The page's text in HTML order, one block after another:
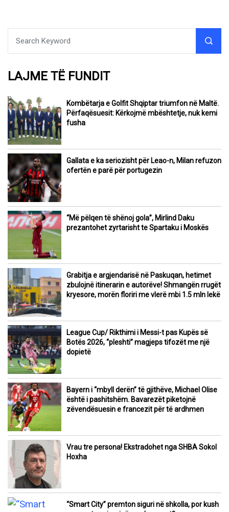
LAJME TË FUNDIT
Kombëtarja e Golfit Shqiptar triumfon në Maltë.
Përfaqësuesit: Kërkojmë mbështetje, nuk kemi
fusha
Gallata e ka seriozisht për Leao-n, Milan refuzon
ofertën e parë për portugezin
“Më pëlqen të shënoj gola”, Mirlind Daku
prezantohet zyrtarisht te Spartaku i Moskës
Grabitja e argjendarisë në Paskuqan, hetimet
zbulojnë itinerarin e autorëve! Shmangën rrugët
kryesore, morën floriri me vlerë mbi 1.5 mln lekë
League Cup/ Rikthimi i Messi-t pas Kupës së
Botës 2026, “pleshti” magjeps tifozët me një
dopietë
Bayern i “mbyll derën” të gjithëve, Michael Olise
është i pashitshëm. Bavarezët piketojnë
zëvendësuesin e francezit për të ardhmen
Vrau tre persona! Ekstradohet nga SHBA Sokol
Hoxha
“Smart City” premton siguri në shkolla, por kush